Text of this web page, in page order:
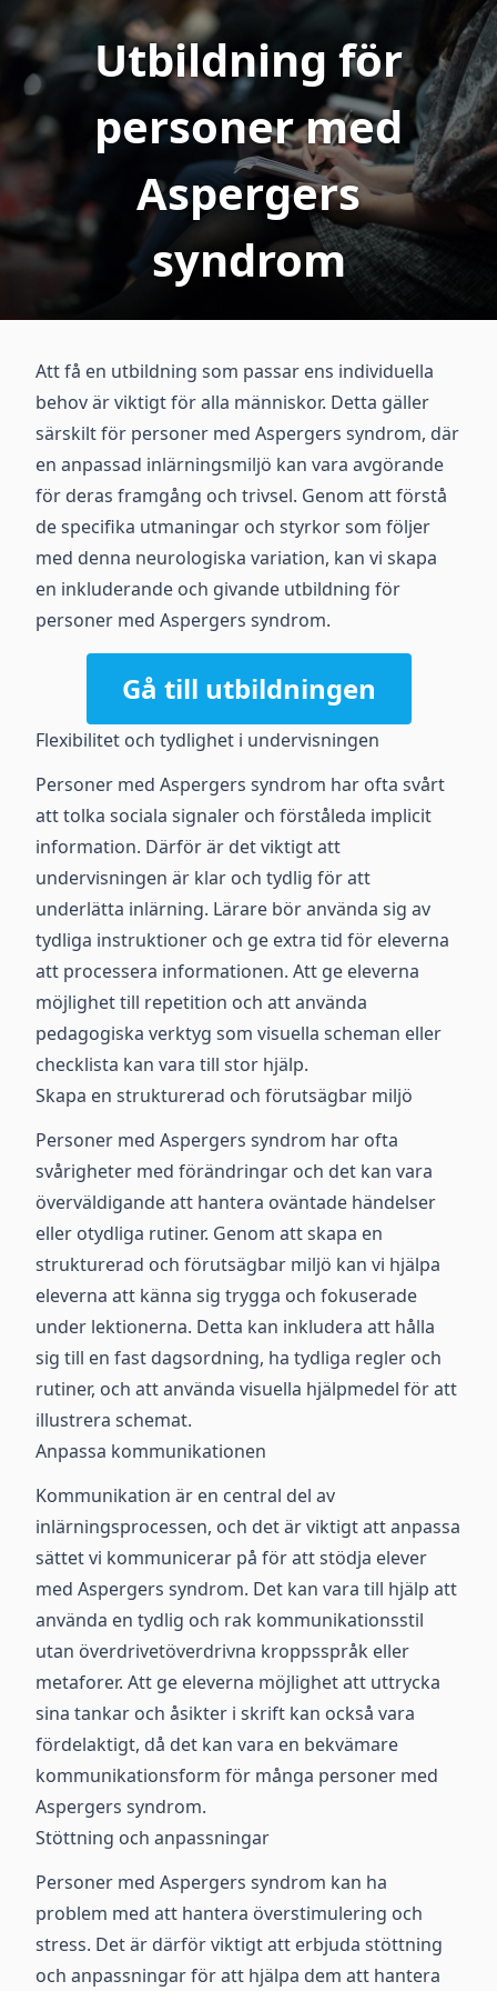
Utbildning för
personer med
Aspergers
syndrom
Att få en utbildning som passar ens individuella
behov är viktigt för alla människor. Detta gäller
särskilt för personer med Aspergers syndrom, där
en anpassad inlärningsmiljö kan vara avgörande
för deras framgång och trivsel. Genom att förstå
de specifika utmaningar och styrkor som följer
med denna neurologiska variation, kan vi skapa
en inkluderande och givande utbildning för
personer med Aspergers syndrom.
Gå till utbildningen
Flexibilitet och tydlighet i undervisningen
Personer med Aspergers syndrom har ofta svårt
att tolka sociala signaler och förståleda implicit
information. Därför är det viktigt att
undervisningen är klar och tydlig för att
underlätta inlärning. Lärare bör använda sig av
tydliga instruktioner och ge extra tid för eleverna
att processera informationen. Att ge eleverna
möjlighet till repetition och att använda
pedagogiska verktyg som visuella scheman eller
checklista kan vara till stor hjälp.
Skapa en strukturerad och förutsägbar miljö
Personer med Aspergers syndrom har ofta
svårigheter med förändringar och det kan vara
överväldigande att hantera oväntade händelser
eller otydliga rutiner. Genom att skapa en
strukturerad och förutsägbar miljö kan vi hjälpa
eleverna att känna sig trygga och fokuserade
under lektionerna. Detta kan inkludera att hålla
sig till en fast dagsordning, ha tydliga regler och
rutiner, och att använda visuella hjälpmedel för att
illustrera schemat.
Anpassa kommunikationen
Kommunikation är en central del av
inlärningsprocessen, och det är viktigt att anpassa
sättet vi kommunicerar på för att stödja elever
med Aspergers syndrom. Det kan vara till hjälp att
använda en tydlig och rak kommunikationsstil
utan överdrivetöverdrivna kroppsspråk eller
metaforer. Att ge eleverna möjlighet att uttrycka
sina tankar och åsikter i skrift kan också vara
fördelaktigt, då det kan vara en bekvämare
kommunikationsform för många personer med
Aspergers syndrom.
Stöttning och anpassningar
Personer med Aspergers syndrom kan ha
problem med att hantera överstimulering och
stress. Det är därför viktigt att erbjuda stöttning
och anpassningar för att hjälpa dem att hantera